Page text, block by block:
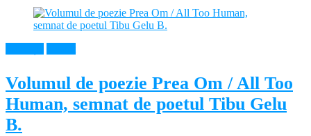
Volumul de poezie Prea Om / All Too
Human, semnat de poetul Tibu Gelu
B.